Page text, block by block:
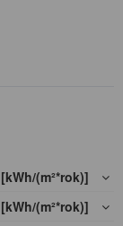
(m²*rok)]
(m²*rok)]